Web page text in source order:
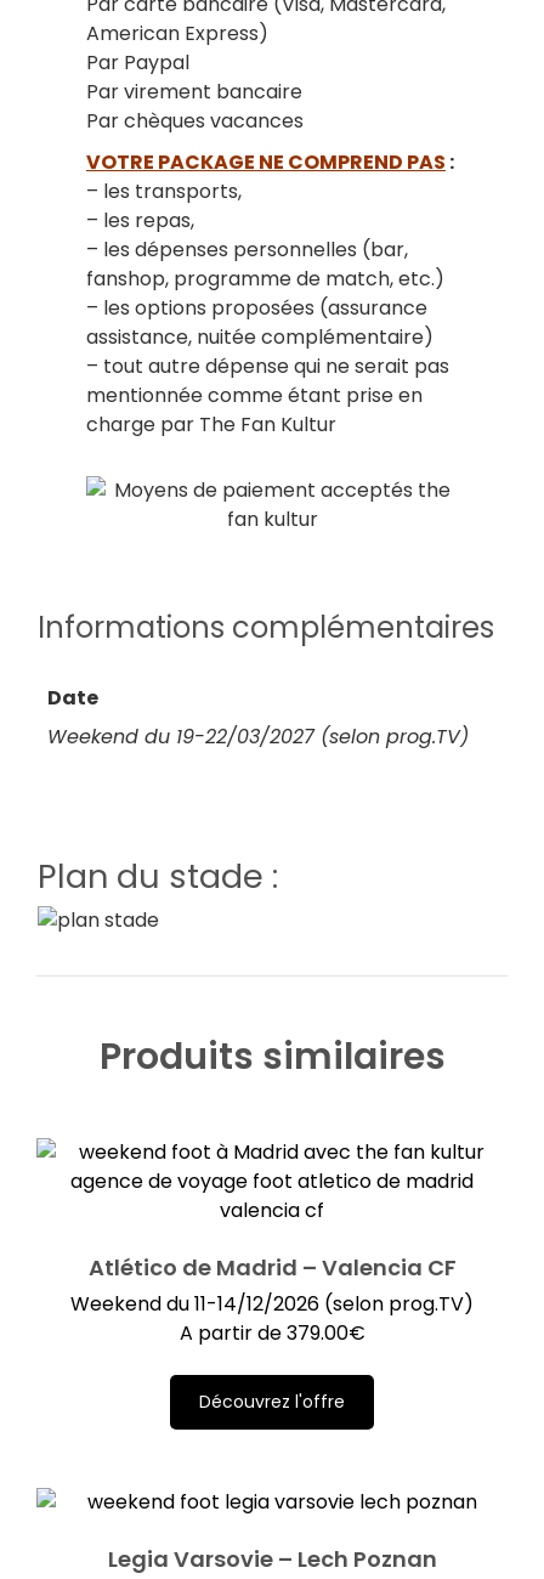
American Express)
Par Paypal
Par virement bancaire
Par chèques vacances
VOTRE PACKAGE NE COMPREND PAS :
– les transports,
– les repas,
– les dépenses personnelles (bar,
fanshop, programme de match, etc.)
– les options proposées (assurance
assistance, nuitée complémentaire)
– tout autre dépense qui ne serait pas
mentionnée comme étant prise en
charge par The Fan Kultur
Informations complémentaires
Date
Weekend du 19-22/03/2027 (selon prog.TV)
Plan du stade :
Produits similaires
Atlético de Madrid – Valencia CF
Weekend du 11-14/12/2026 (selon prog.TV)
A partir de379.00€
Découvrez l'offre
Legia Varsovie – Lech Poznan